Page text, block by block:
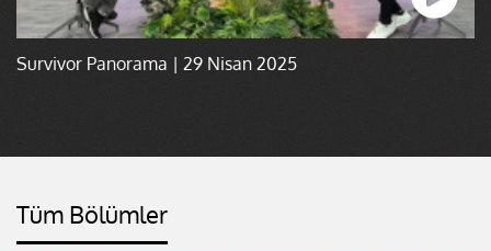
Survivor Panorama | 29 Nisan 2025
Tüm Bölümler